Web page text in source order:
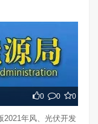
0 0 0
2021年风、光伏开发